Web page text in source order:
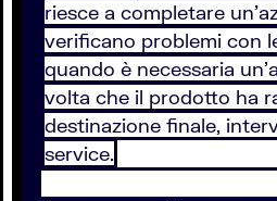
riesce a completare
verificano problemi con
quando è necessaria
volta che il prodotto ha
destinazione finale,
service.